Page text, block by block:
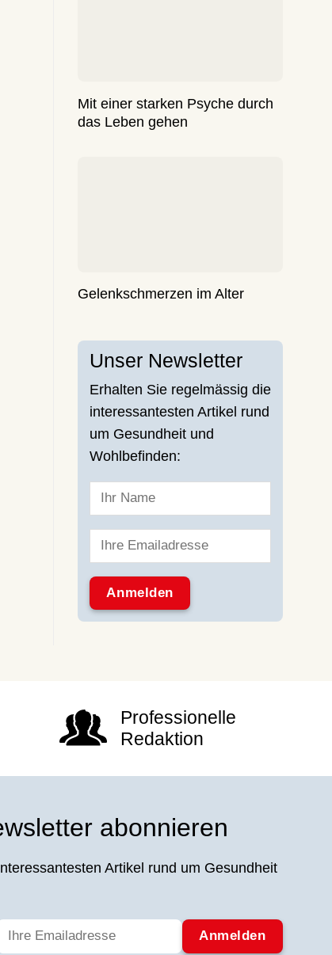
Mit einer starken Psyche durch
das Leben gehen
Gelenkschmerzen im Alter
Unser Newsletter
Erhalten Sie regelmässig die
interessantesten Artikel rund
um Gesundheit und
Wohlbefinden:
Professionelle
Redaktion
abonnieren
Artikel rund um Gesundheit